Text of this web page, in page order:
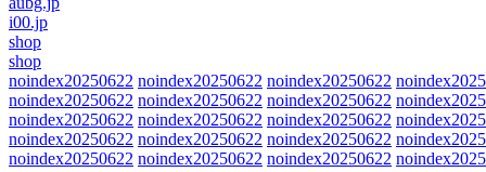
i00.jp
shop
shop
noindex20250622 noindex20250622 noindex20250622
noindex20250622 noindex20250622 noindex20250622
noindex20250622 noindex20250622 noindex20250622
noindex20250622 noindex20250622 noindex20250622
noindex20250622 noindex20250622 noindex20250622